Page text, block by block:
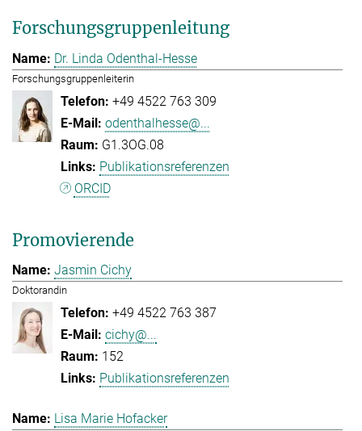
Forschungsgruppenleitung
Dr. Linda Odenthal-Hesse
Forschungsgruppenleiterin
+49 4522 763 309
odenthalhesse@...
G1.3OG.08
Publikationsreferenzen
ORCID
Promovierende
Jasmin Cichy
Doktorandin
+49 4522 763 387
cichy@...
152
Publikationsreferenzen
Lisa Marie Hofacker